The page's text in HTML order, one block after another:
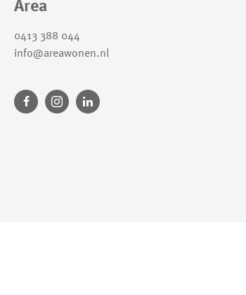
Contactinformatie
0413 388 044
info@areawonen.nl